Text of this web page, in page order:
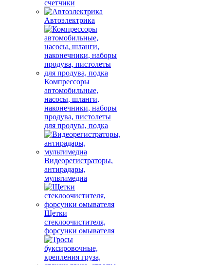
счетчики
Автоэлектрика
Компрессоры
автомобильные,
насосы, шланги,
наконечники, наборы
продува, пистолеты
для продува, подка
Видеорегистраторы,
антирадары,
мультимедиа
Щетки
стеклоочистителя,
форсунки омывателя